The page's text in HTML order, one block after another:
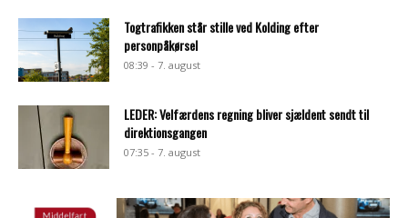
Togtrafikken står stille ved Kolding efter
personpåkørsel
08:39 - 7. august
LEDER: Velfærdens regning bliver sjældent sendt til
direktionsgangen
07:35 - 7. august